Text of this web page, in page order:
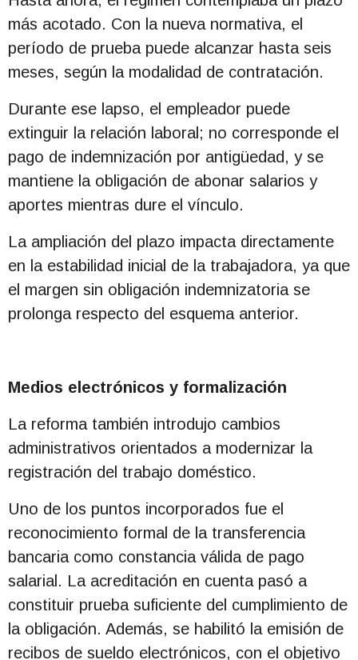
más acotado. Con la nueva normativa, el
período de prueba puede alcanzar hasta seis
meses, según la modalidad de contratación.
Durante ese lapso, el empleador puede
extinguir la relación laboral; no corresponde el
pago de indemnización por antigüedad, y se
mantiene la obligación de abonar salarios y
aportes mientras dure el vínculo.
La ampliación del plazo impacta directamente
en la estabilidad inicial de la trabajadora, ya que
el margen sin obligación indemnizatoria se
prolonga respecto del esquema anterior.
Medios electrónicos y formalización
La reforma también introdujo cambios
administrativos orientados a modernizar la
registración del trabajo doméstico.
Uno de los puntos incorporados fue el
reconocimiento formal de la transferencia
bancaria como constancia válida de pago
salarial. La acreditación en cuenta pasó a
constituir prueba suficiente del cumplimiento de
la obligación. Además, se habilitó la emisión de
recibos de sueldo electrónicos, con el objetivo